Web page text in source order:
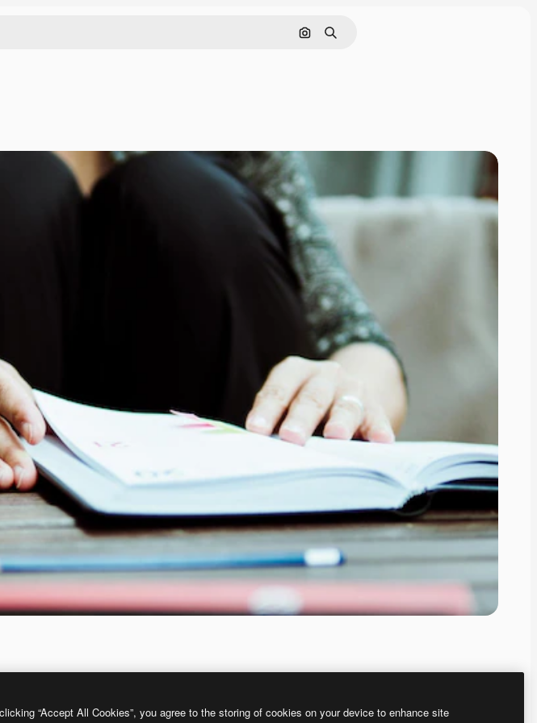
画像で検索
検索
“Accept All Cookies”, you agree to the storing of cookies on your device to enhance site